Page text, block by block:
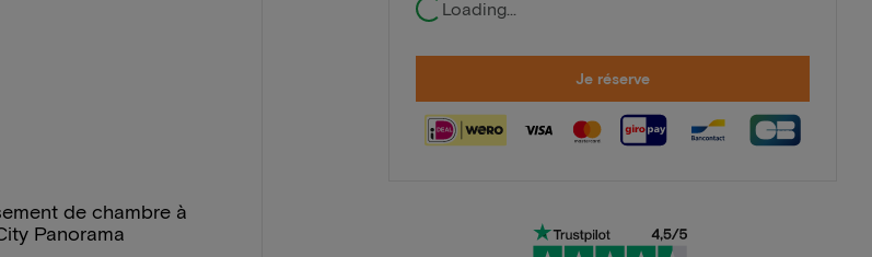
Loading...
Je réserve
de chambre à
Panorama